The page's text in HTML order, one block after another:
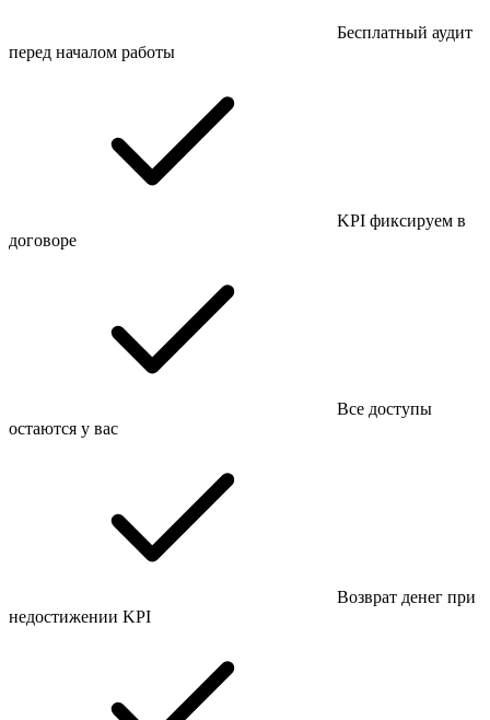
Бесплатный аудит
перед началом работы
KPI фиксируем в
договоре
Все доступы
остаются у вас
Возврат денег при
недостижении KPI